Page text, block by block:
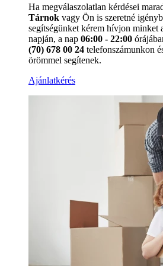
Ha megválaszolatlan kérdései
Tárnok vagy Ön is szeretné
segítségünket kérem hívjon minket
napján, a nap 06:00 - 22:00
(70) 678 00 24 telefonszámunkon
örömmel segítenek.
Ajánlatkérés